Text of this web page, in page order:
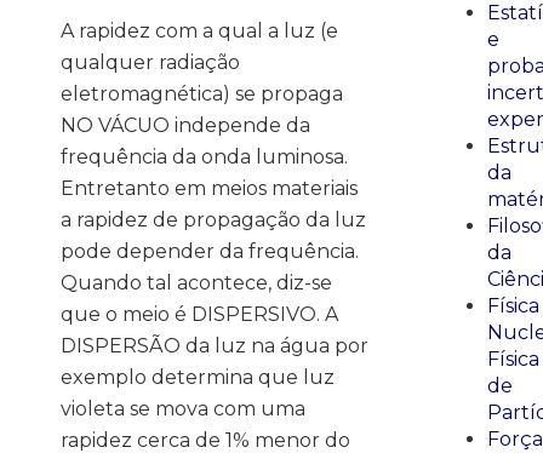
A rapidez com a qual a luz (e
qualquer radiação
eletromagnética) se propaga
NO VÁCUO independe da
frequência da onda luminosa.
Entretanto em meios materiais
a rapidez de propagação da luz
pode depender da frequência.
Quando tal acontece, diz-se
que o meio é DISPERSIVO. A
DISPERSÃO da luz na água por
exemplo determina que luz
violeta se mova com uma
rapidez cerca de 1% menor do
e
da
da
Física
Física
de
Força